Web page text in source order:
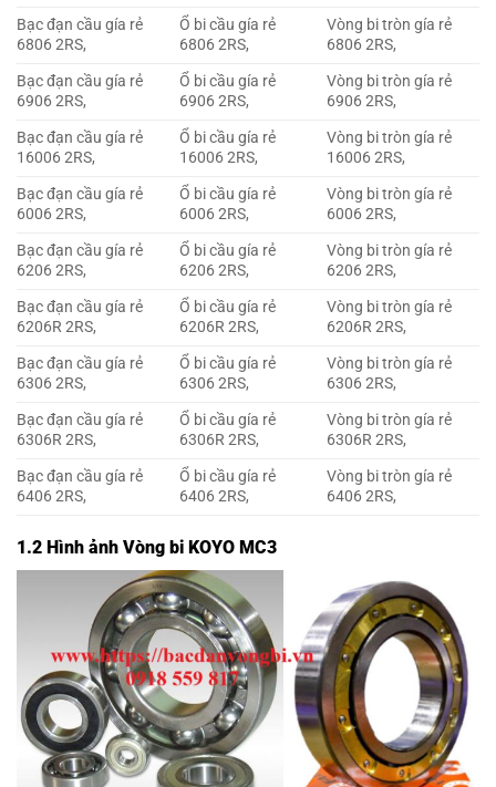
Bạc đạn cầu gía rẻ
6806 2RS,
Ổ bi cầu gía rẻ
6806 2RS,
Vòng bi tròn gía rẻ
6806 2RS,
Bạc đạn cầu gía rẻ
6906 2RS,
Ổ bi cầu gía rẻ
6906 2RS,
Vòng bi tròn gía rẻ
6906 2RS,
Bạc đạn cầu gía rẻ
16006 2RS,
Ổ bi cầu gía rẻ
16006 2RS,
Vòng bi tròn gía rẻ
16006 2RS,
Bạc đạn cầu gía rẻ
6006 2RS,
Ổ bi cầu gía rẻ
6006 2RS,
Vòng bi tròn gía rẻ
6006 2RS,
Bạc đạn cầu gía rẻ
6206 2RS,
Ổ bi cầu gía rẻ
6206 2RS,
Vòng bi tròn gía rẻ
6206 2RS,
Bạc đạn cầu gía rẻ
6206R 2RS,
Ổ bi cầu gía rẻ
6206R 2RS,
Vòng bi tròn gía rẻ
6206R 2RS,
Bạc đạn cầu gía rẻ
6306 2RS,
Ổ bi cầu gía rẻ
6306 2RS,
Vòng bi tròn gía rẻ
6306 2RS,
Bạc đạn cầu gía rẻ
6306R 2RS,
Ổ bi cầu gía rẻ
6306R 2RS,
Vòng bi tròn gía rẻ
6306R 2RS,
Bạc đạn cầu gía rẻ
6406 2RS,
Ổ bi cầu gía rẻ
6406 2RS,
Vòng bi tròn gía rẻ
6406 2RS,
1.2 Hình ảnh Vòng bi KOYO MC3